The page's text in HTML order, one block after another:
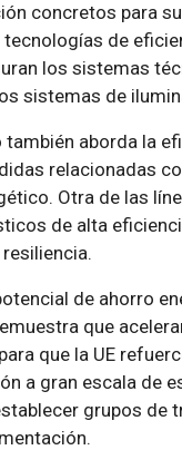
concretos para
tecnologías de
los sistemas
sistemas de
también aborda la
relacionadas
Otra de las
de alta
de ahorro
que
que la UE
a gran escala de
grupos de